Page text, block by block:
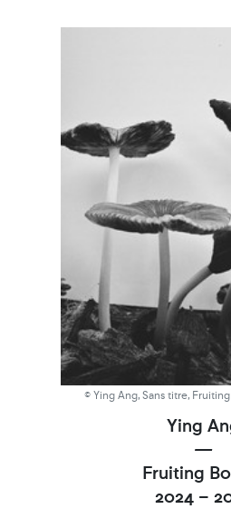
© Ying Ang, Sans titre,
Ying
—
Fruiting
2024–